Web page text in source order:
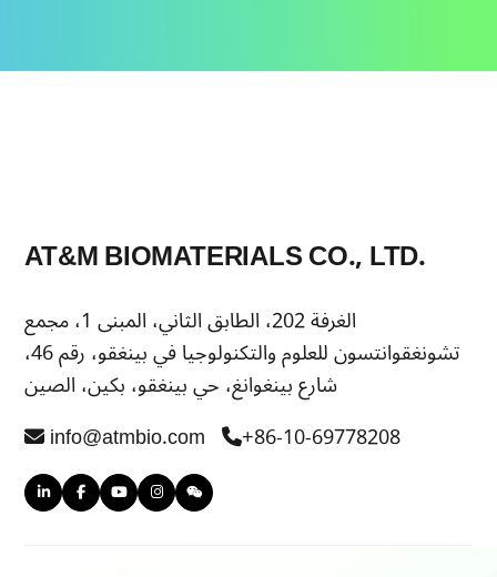
AT&M BIOMATERIALS CO., LTD.
الغرفة 202، الطابق الثاني، المبنى 1، مجمع
تشونغقوانتسون للعلوم والتكنولوجيا في بينغقو، رقم 46،
شارع بينغوانغ، حي بينغقو، بكين، الصين
info@atmbio.com +86-10-69778208